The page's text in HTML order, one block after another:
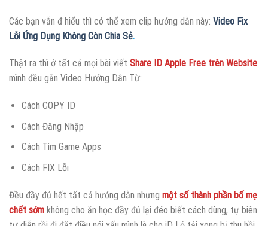
Các bạn vẫn đ hiểu thì có thể xem clip hướng dẫn này: Video Fix
Lỗi Ứng Dụng Không Còn Chia Sẻ.
Thật ra thì ở tất cả mọi bài viết Share ID Apple Free trên Website
mình đều gắn Video Hướng Dẫn Từ:
Cách COPY ID
Cách Đăng Nhập
Cách Tìm Game Apps
Cách FIX Lỗi
Đều đầy đủ hết tất cả hướng dẫn nhưng một số thành phần bố mẹ
chết sớm không cho ăn học đầy đủ lại đéo biết cách dùng, tự biên